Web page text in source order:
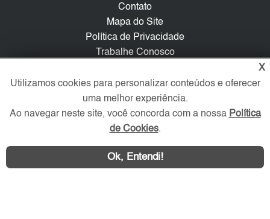
Contato
Mapa do Site
Política de Privacidade
Trabalhe Conosco
Verificada por
Redes Sociais
X
Utilizamos cookies para personalizar conteúdos e oferecer
uma melhor experiência.
Ao navegar neste site, você concorda com a nossa Política
de Cookies.
Ok, Entendi!